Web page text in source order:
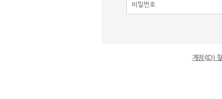
계정(ID)